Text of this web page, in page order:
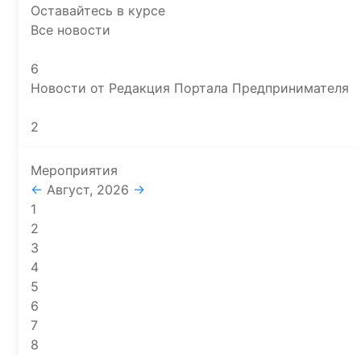
Оставайтесь в курсе
Все новости
6
Новости от Редакция Портала Предпринимателя
2
Мероприятия
← Август, 2026 →
1
2
3
4
5
6
7
8